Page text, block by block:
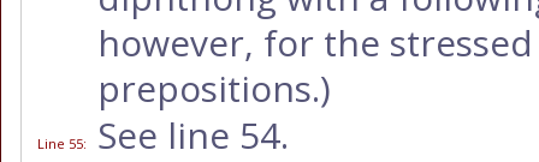
however, for the
prepositions.)
Line 55: See line 54.